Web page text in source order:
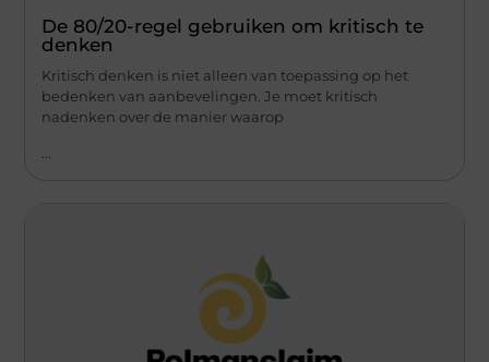
De 80/20-regel gebruiken om kritisch te
denken
Kritisch denken is niet alleen van toepassing op het
bedenken van aanbevelingen. Je moet kritisch
nadenken over de manier waarop